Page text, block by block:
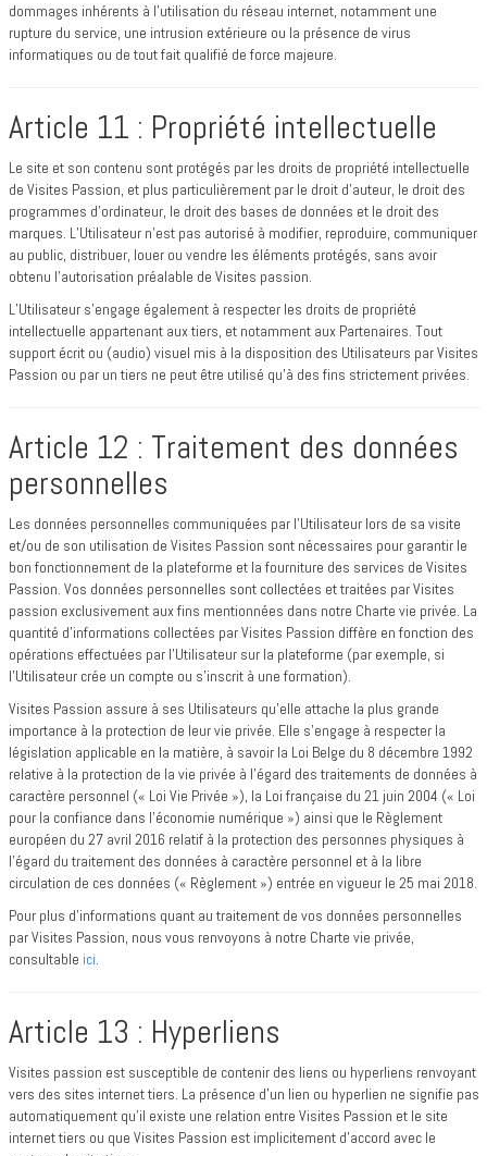
dommages inhérents à l’utilisation du réseau internet, notamment une
rupture du service, une intrusion extérieure ou la présence de virus
informatiques ou de tout fait qualifié de force majeure.
Article 11 : Propriété intellectuelle
Le site et son contenu sont protégés par les droits de propriété intellectuelle
de Visites Passion, et plus particulièrement par le droit d’auteur, le droit des
programmes d’ordinateur, le droit des bases de données et le droit des
marques. L’Utilisateur n’est pas autorisé à modifier, reproduire, communiquer
au public, distribuer, louer ou vendre les éléments protégés, sans avoir
obtenu l’autorisation préalable de Visites passion.
L’Utilisateur s’engage également à respecter les droits de propriété
intellectuelle appartenant aux tiers, et notamment aux Partenaires. Tout
support écrit ou (audio) visuel mis à la disposition des Utilisateurs par Visites
Passion ou par un tiers ne peut être utilisé qu’à des fins strictement privées.
Article 12 : Traitement des données
personnelles
Les données personnelles communiquées par l’Utilisateur lors de sa visite
et/ou de son utilisation de Visites Passion sont nécessaires pour garantir le
bon fonctionnement de la plateforme et la fourniture des services de Visites
Passion. Vos données personnelles sont collectées et traitées par Visites
passion exclusivement aux fins mentionnées dans notre Charte vie privée. La
quantité d’informations collectées par Visites Passion diffère en fonction des
opérations effectuées par l’Utilisateur sur la plateforme (par exemple, si
l’Utilisateur crée un compte ou s’inscrit à une formation).
Visites Passion assure à ses Utilisateurs qu’elle attache la plus grande
importance à la protection de leur vie privée. Elle s’engage à respecter la
législation applicable en la matière, à savoir la Loi Belge du 8 décembre 1992
relative à la protection de la vie privée à l’égard des traitements de données à
caractère personnel (« Loi Vie Privée »), la Loi française du 21 juin 2004 (« Loi
pour la confiance dans l’économie numérique ») ainsi que le Règlement
européen du 27 avril 2016 relatif à la protection des personnes physiques à
l’égard du traitement des données à caractère personnel et à la libre
circulation de ces données (« Règlement ») entrée en vigueur le 25 mai 2018.
Pour plus d’informations quant au traitement de vos données personnelles
par Visites Passion, nous vous renvoyons à notre Charte vie privée,
consultable ici.
Article 13 : Hyperliens
Visites passion est susceptible de contenir des liens ou hyperliens renvoyant
vers des sites internet tiers. La présence d’un lien ou hyperlien ne signifie pas
automatiquement qu'il existe une relation entre Visites Passion et le site
internet tiers ou que Visites Passion est implicitement d'accord avec le